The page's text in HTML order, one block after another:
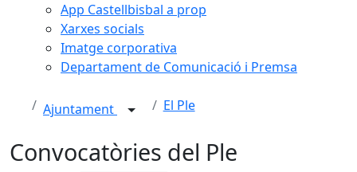
App Castellbisbal a prop
Xarxes socials
Imatge corporativa
Departament de Comunicació i Premsa
Ajuntament El Ple
Convocatòries del Ple